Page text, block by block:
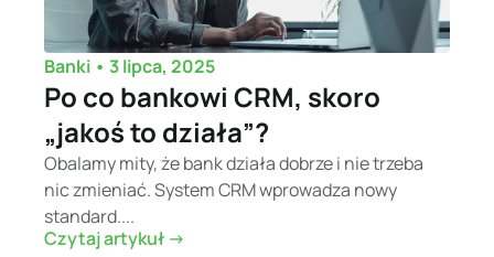
Banki • 3 lipca, 2025
Po co bankowi CRM, skoro
„jakoś to działa”?
Obalamy mity, że bank działa dobrze i nie trzeba
nic zmieniać. System CRM wprowadza nowy
standard....
Czytaj artykuł ->